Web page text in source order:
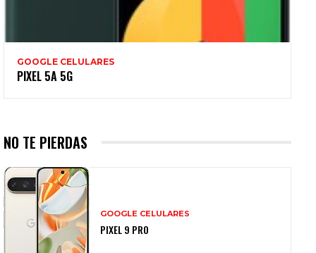
GOOGLE CELULARES
PIXEL 5A 5G
NO TE PIERDAS
GOOGLE CELULARES
PIXEL 9 PRO